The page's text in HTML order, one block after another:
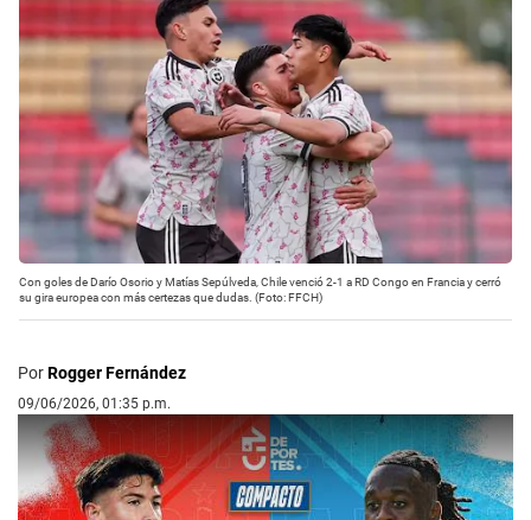
Con goles de Darío Osorio y Matías Sepúlveda, Chile venció 2-1 a RD Congo en Francia y cerró
su gira europea con más certezas que dudas. (Foto: FFCH)
PorRogger Fernández
09/06/2026, 01:35 p.m.